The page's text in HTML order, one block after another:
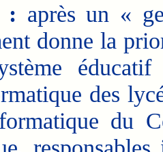
: après un «
donne la
éducatif
des
du